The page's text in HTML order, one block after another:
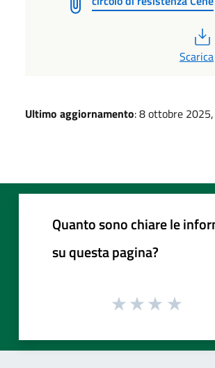
Scarica
Ultimo aggiornamento: 8 ottobre
Quanto sono chiare le
su questa pagina?